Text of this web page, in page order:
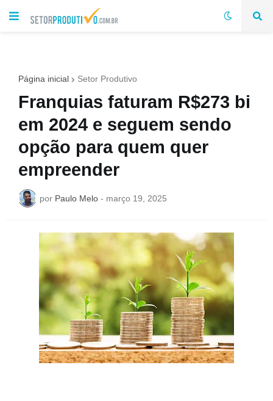
Página inicial Setor Produtivo
Franquias faturam R$273 bi
em 2024 e seguem sendo
opção para quem quer
empreender
por Paulo Melo - março 19, 2025